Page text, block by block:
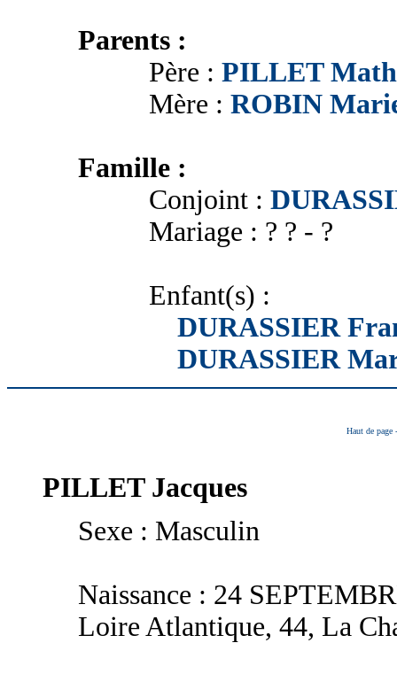
Parents :
Père : PILLET
Mère : ROBIN
Famille :
Conjoint :
Mariage : ? ? - ?
Enfant(s) :
DURASSIER
DURASSIER
Haut de page
PILLETJacques
Sexe : Masculin
Naissance : 24
Loire Atlantique, 44, La